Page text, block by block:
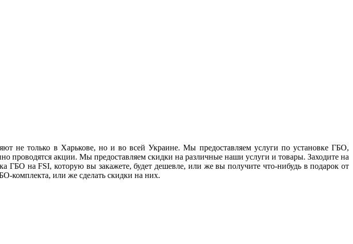
не только в Харькове, но и во всей Украине. Мы предоставляем услуги по установке ГБО,
проводятся акции. Мы предоставляем скидки на различные наши услуги и товары. Заходите на
на FSI, которую вы закажете, будет дешевле, или же вы получите что-нибудь в подарок от
комплекта, или же сделать скидки на них.